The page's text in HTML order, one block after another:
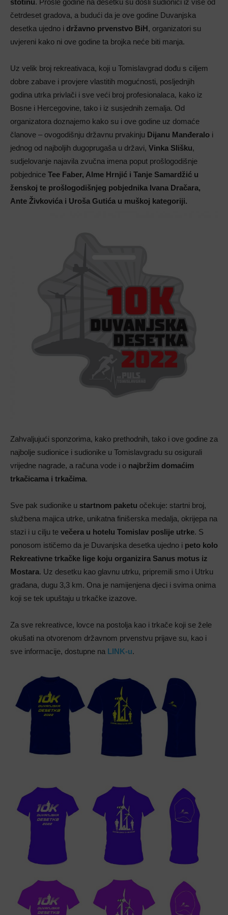
stotinu. Prošle godine na desetku su došli sudionici iz više od
četrdeset gradova, a budući da je ove godine Duvanjska
desetka ujedno i državno prvenstvo BiH, organizatori su
uvjereni kako ni ove godine ta brojka neće biti manja.
Uz velik broj rekreativaca, koji u Tomislavgrad dođu s ciljem
dobre zabave i provjere vlastitih mogućnosti, posljednjih
godina utrka privlači i sve veći broj profesionalaca, kako iz
Bosne i Hercegovine, tako i iz susjednih zemalja. Od
organizatora doznajemo kako su i ove godine uz domaće
članove – ovogodišnju državnu prvakinju Dijanu Manđeralo i
jednog od najboljih dugoprugaša u državi, Vinka Slišku,
sudjelovanje najavila zvučna imena poput prošlogodišnje
pobjednice Tee Faber, Alme Hrnjić i Tanje Samardžić u
ženskoj te prošlogodišnjeg pobjednika Ivana Dračara,
Ante Živkovića i Uroša Gutića u muškoj kategoriji.
Zahvaljujući sponzorima, kako prethodnih, tako i ove godine za
najbolje sudionice i sudionike u Tomislavgradu su osigurali
vrijedne nagrade, a računa vode i o najbržim domaćim
trkačicama i trkačima.
Sve pak sudionike u startnom paketu očekuje: startni broj,
službena majica utrke, unikatna finišerska medalja, okrijepa na
stazi i u cilju te večera u hotelu Tomislav poslije utrke. S
ponosom ističemo da je Duvanjska desetka ujedno i peto kolo
Rekreativne trkačke lige koju organizira Sanus motus iz
Mostara. Uz desetku kao glavnu utrku, pripremili smo i Utrku
građana, dugu 3,3 km. Ona je namijenjena djeci i svima onima
koji se tek upuštaju u trkačke izazove.
Za sve rekreativce, lovce na postolja kao i trkače koji se žele
okušati na otvorenom državnom prvenstvu prijave su, kao i
sve informacije, dostupne na LINK-u.